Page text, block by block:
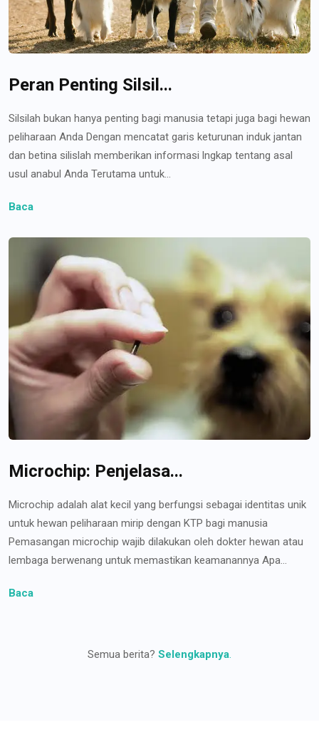
Peran Penting Silsil...
Silsilah bukan hanya penting bagi manusia tetapi juga bagi hewan
peliharaan Anda Dengan mencatat garis keturunan induk jantan
dan betina silislah memberikan informasi lngkap tentang asal
usul anabul Anda Terutama untuk...
Baca
Microchip: Penjelasa...
Microchip adalah alat kecil yang berfungsi sebagai identitas unik
untuk hewan peliharaan mirip dengan KTP bagi manusia
Pemasangan microchip wajib dilakukan oleh dokter hewan atau
lembaga berwenang untuk memastikan keamanannya Apa...
Baca
Semua berita? Selengkapnya